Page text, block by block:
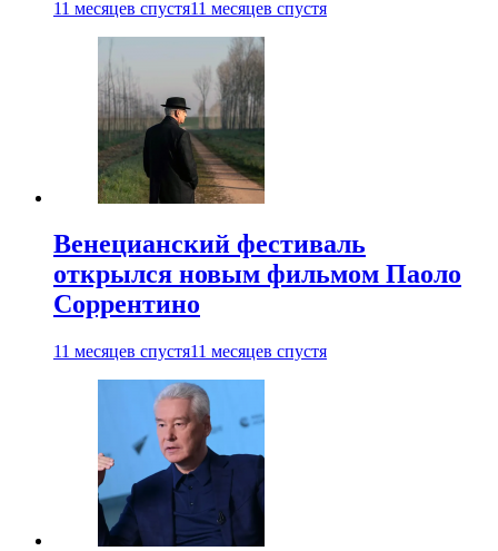
11 месяцев спустя11 месяцев спустя
Венецианский фестиваль
открылся новым фильмом Паоло
Соррентино
11 месяцев спустя11 месяцев спустя